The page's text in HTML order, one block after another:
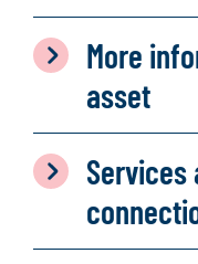
More
asset